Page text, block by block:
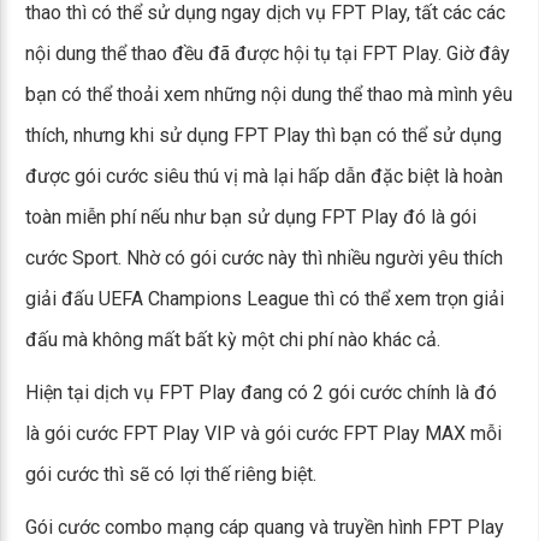
thao thì có thể sử dụng ngay dịch vụ FPT Play, tất các các
nội dung thể thao đều đã được hội tụ tại FPT Play. Giờ đây
bạn có thể thoải xem những nội dung thể thao mà mình yêu
thích, nhưng khi sử dụng FPT Play thì bạn có thể sử dụng
được gói cước siêu thú vị mà lại hấp dẫn đặc biệt là hoàn
toàn miễn phí nếu như bạn sử dụng FPT Play đó là gói
cước Sport. Nhờ có gói cước này thì nhiều người yêu thích
giải đấu UEFA Champions League thì có thể xem trọn giải
đấu mà không mất bất kỳ một chi phí nào khác cả.
Hiện tại dịch vụ FPT Play đang có 2 gói cước chính là đó
là gói cước FPT Play VIP và gói cước FPT Play MAX mỗi
gói cước thì sẽ có lợi thế riêng biệt.
Gói cước combo mạng cáp quang và truyền hình FPT Play